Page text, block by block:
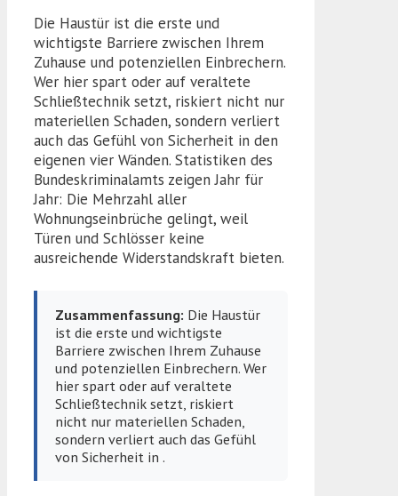
Die Haustür ist die erste und
wichtigste Barriere zwischen Ihrem
Zuhause und potenziellen Einbrechern.
Wer hier spart oder auf veraltete
Schließtechnik setzt, riskiert nicht nur
materiellen Schaden, sondern verliert
auch das Gefühl von Sicherheit in den
eigenen vier Wänden. Statistiken des
Bundeskriminalamts zeigen Jahr für
Jahr: Die Mehrzahl aller
Wohnungseinbrüche gelingt, weil
Türen und Schlösser keine
ausreichende Widerstandskraft bieten.
Zusammenfassung: Die Haustür
ist die erste und wichtigste
Barriere zwischen Ihrem Zuhause
und potenziellen Einbrechern. Wer
hier spart oder auf veraltete
Schließtechnik setzt, riskiert
nicht nur materiellen Schaden,
sondern verliert auch das Gefühl
von Sicherheit in .